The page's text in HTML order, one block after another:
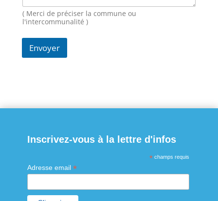
o
m
( Merci de préciser la commune ou
l'intercommunalité )
Envoyer
Inscrivez-vous à la lettre d'infos
* champs requis
Adresse email *